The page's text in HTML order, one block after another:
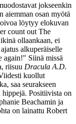
jokseenkin
aiemman osan myötä
löytyy elokuvan
count out The
ollaankaan, ei
alkuperäiselle
again!" Siinä missä
riisuu Dracula A.D.
kuollut
saa seurakseen
Positiivista on
Beachamin ja
on lainattu Robert